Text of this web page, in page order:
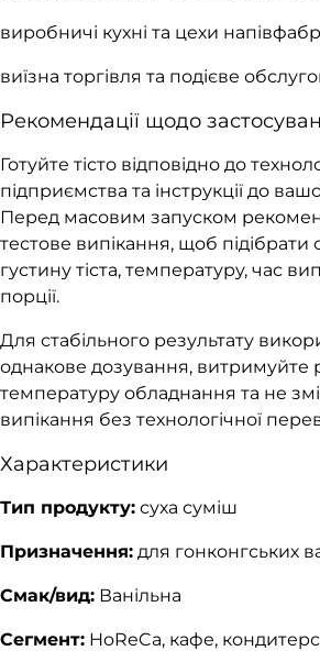
виробничі кухні та цехи
виїзна торгівля та подієве
Рекомендації щодо
Готуйте тісто відповідно до
підприємства та інструкції до
Перед масовим запуском
тестове випікання, щоб
густину тіста, температуру, час
порції.
Для стабільного результату
однакове дозування, витримуйте
температуру обладнання та не
випікання без технологічної
Характеристики
Тип продукту: суха суміш
Призначення: для гонконгських
Смак/вид: Ванільна
Сегмент: HoReCa, кафе,